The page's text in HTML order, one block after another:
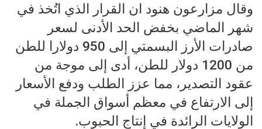
وقال مزارعون هنود ان القرار الذي اتُخذ في
شهر الماضي بخفض الحد الأدنى لسعر
صادرات الأرز البسمتي إلى 950 دولارا للطن
من 1200 دولار للطن، أدى إلى موجة من
عقود التصدير، مما عزز الطلب ودفع الأسعار
إلى الارتفاع في معظم أسواق الجملة في
الولايات الرائدة في إنتاج الحبوب.